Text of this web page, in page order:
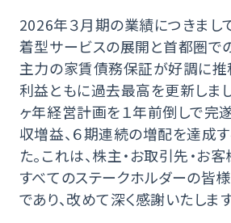
2026年３月期の業績につきまし
着型サービスの展開と首都圏で
主力の家賃債務保証が好調に推
利益ともに過去最高を更新しまし
ヶ年経営計画を１年前倒しで完
収増益、６期連続の増配を達成
た。これは、株主・お取引先・お
すべてのステークホルダーの皆
であり、改めて深く感謝いたします